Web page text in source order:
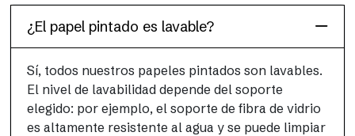
¿El papel pintado es lavable?
Sí, todos nuestros papeles pintados son lavables.
El nivel de lavabilidad depende del soporte
elegido: por ejemplo, el soporte de fibra de vidrio
es altamente resistente al agua y se puede limpiar